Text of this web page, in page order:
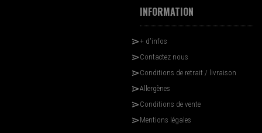
INFORMATION
+ d'infos
Contactez nous
Conditions de retrait / livraison
Allergènes
Conditions de vente
Mentions légales